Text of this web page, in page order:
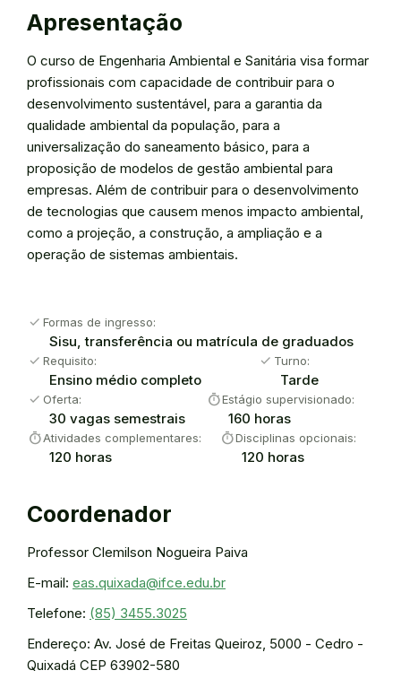
Apresentação
O curso de Engenharia Ambiental e Sanitária visa formar
profissionais com capacidade de contribuir para o
desenvolvimento sustentável, para a garantia da
qualidade ambiental da população, para a
universalização do saneamento básico, para a
proposição de modelos de gestão ambiental para
empresas. Além de contribuir para o desenvolvimento
de tecnologias que causem menos impacto ambiental,
como a projeção, a construção, a ampliação e a
operação de sistemas ambientais.
check Formas de ingresso:
Sisu, transferência ou matrícula de graduados
check Requisito:
Ensino médio completo
check Turno:
Tarde
check Oferta:
30 vagas semestrais
timerEstágio supervisionado:
160 horas
timerAtividades complementares:
120 horas
timerDisciplinas opcionais:
120 horas
Coordenador
Professor Clemilson Nogueira Paiva
E-mail: eas.quixada@ifce.edu.br
Telefone: (85) 3455.3025
Endereço: Av. José de Freitas Queiroz, 5000 - Cedro -
Quixadá CEP 63902-580